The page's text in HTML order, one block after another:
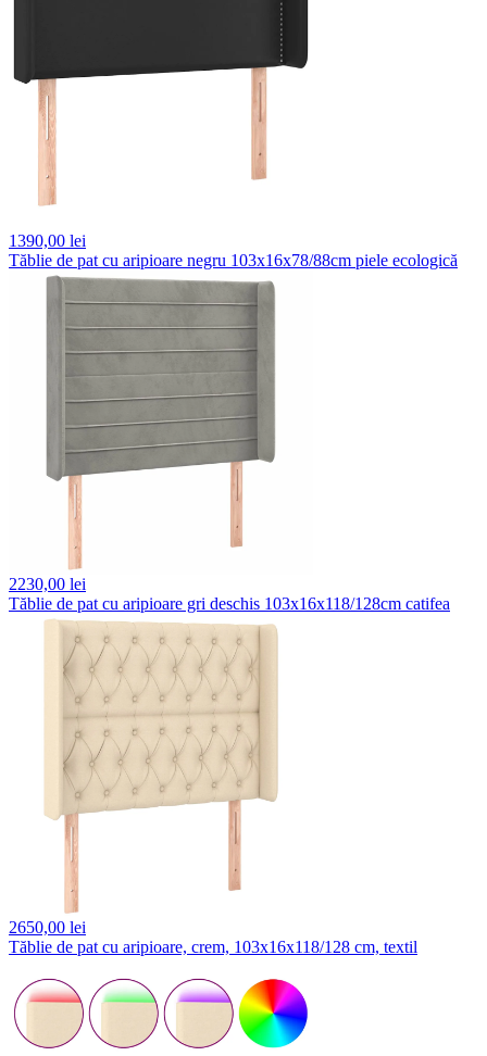
1390,00 lei
Tăblie de pat cu aripioare negru 103x16x78/88cm piele ecologică
2230,00 lei
Tăblie de pat cu aripioare gri deschis 103x16x118/128cm catifea
2650,00 lei
Tăblie de pat cu aripioare, crem, 103x16x118/128 cm, textil